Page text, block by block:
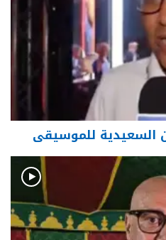
السعيدية للموسيقى